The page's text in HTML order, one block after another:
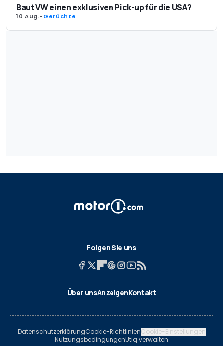
Baut VW einen exklusiven Pick-up für die USA?
10 Aug.-Gerüchte
Folgen Sie uns
Über unsAnzeigenKontakt
DatenschutzerklärungCookie-RichtlinienCookie-Einstellungen
NutzungsbedingungenUtiq verwalten